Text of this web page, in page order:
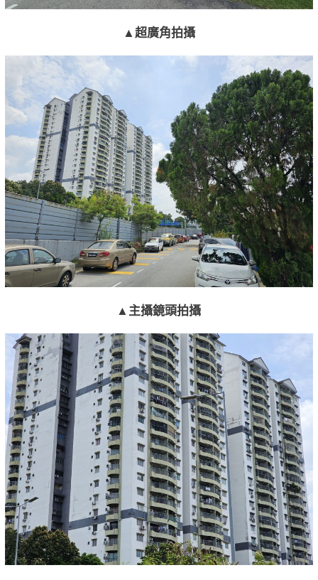
▲超廣角拍攝
▲主攝鏡頭拍​​攝